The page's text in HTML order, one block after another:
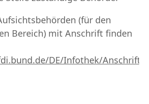
(für den
Bereich) mit Anschrift finden
DE/Infothek/